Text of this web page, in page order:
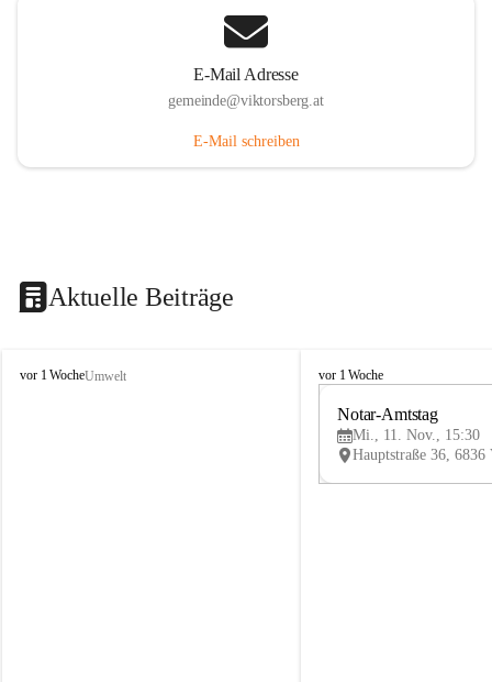
E-Mail Adresse
gemeinde@viktorsberg.at
E-Mail schreiben
Aktuelle Beiträge
V
vor 1 WocheUmwelt
V
vor 1 Woche
Notar-Amtstag
Mi., 11. Nov., 15:30